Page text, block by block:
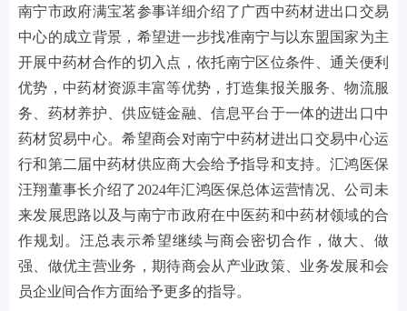
南宁市政府满宝茗参事详细介绍了广西中药材进出口交易
中心的成立背景，希望进一步找准南宁与以东盟国家为主
开展中药材合作的切入点，依托南宁区位条件、通关便利
优势，中药材资源丰富等优势，打造集报关服务、物流服
务、药材养护、供应链金融、信息平台于一体的进出口中
药材贸易中心。希望商会对南宁中药材进出口交易中心运
行和第二届中药材供应商大会给予指导和支持。汇鸿医保
汪翔董事长介绍了2024年汇鸿医保总体运营情况、公司未
来发展思路以及与南宁市政府在中医药和中药材领域的合
作规划。汪总表示希望继续与商会密切合作，做大、做
强、做优主营业务，期待商会从产业政策、业务发展和会
员企业间合作方面给予更多的指导。